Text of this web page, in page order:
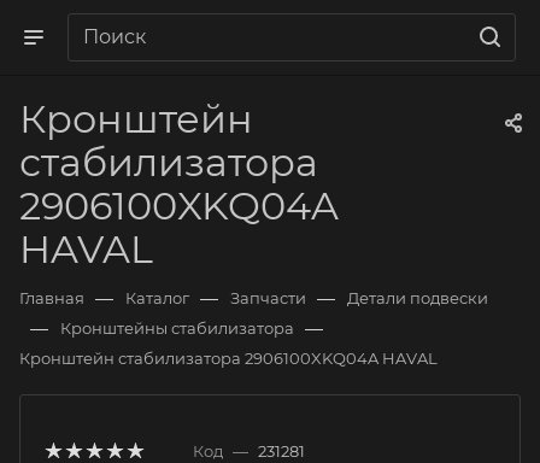
Кронштейн
стабилизатора
2906100XKQ04A
HAVAL
Главная — Каталог — Запчасти — Детали подвески
— Кронштейны стабилизатора —
Кронштейн стабилизатора 2906100XKQ04A HAVAL
Код — 231281